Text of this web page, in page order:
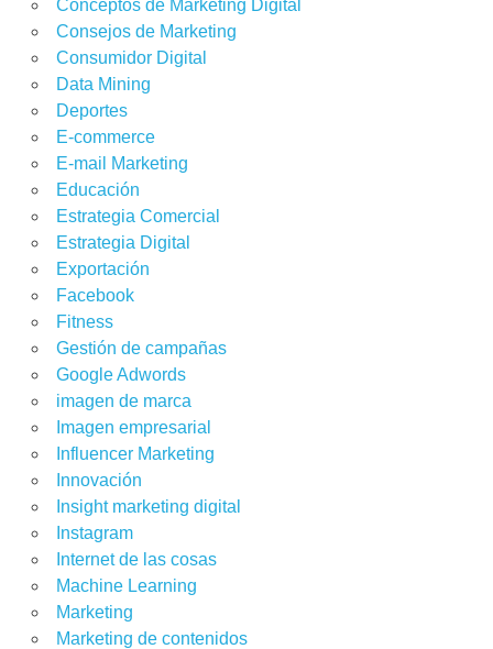
Conceptos de Marketing Digital
Consejos de Marketing
Consumidor Digital
Data Mining
Deportes
E-commerce
E-mail Marketing
Educación
Estrategia Comercial
Estrategia Digital
Exportación
Facebook
Fitness
Gestión de campañas
Google Adwords
imagen de marca
Imagen empresarial
Influencer Marketing
Innovación
Insight marketing digital
Instagram
Internet de las cosas
Machine Learning
Marketing
Marketing de contenidos